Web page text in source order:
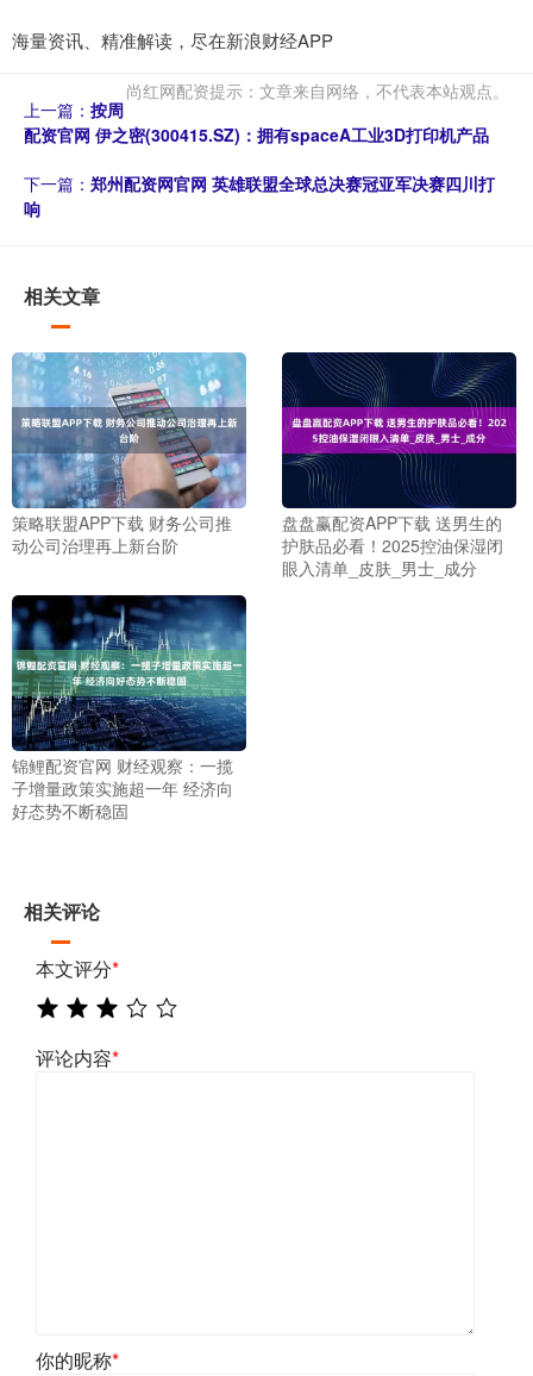
海量资讯、精准解读，尽在新浪财经APP
尚红网配资提示：文章来自网络，不代表本站观点。
上一篇： 按周
配资官网 伊之密(300415.SZ)：拥有spaceA工业3D打印机产品
下一篇： 郑州配资网官网 英雄联盟全球总决赛冠亚军决赛四川打
响
相关文章
策略联盟APP下载 财务公司推
动公司治理再上新台阶
盘盘赢配资APP下载 送男生的
护肤品必看！2025控油保湿闭
眼入清单_皮肤_男士_成分
锦鲤配资官网 财经观察：一揽
子增量政策实施超一年 经济向
好态势不断稳固
相关评论
本文评分*
评论内容*
你的昵称*